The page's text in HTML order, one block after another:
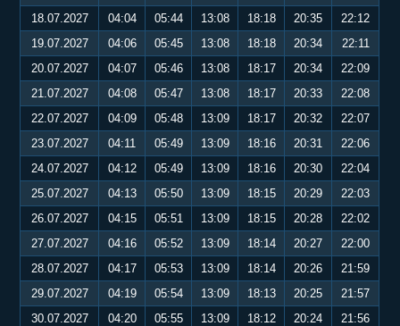
18.07.2027
04:04 05:44 13:08 18:18 20:35
22:12
19.07.2027
04:06 05:45 13:08 18:18 20:34
22:11
20.07.2027
04:07 05:46 13:08 18:17 20:34
22:09
21.07.2027
04:08 05:47 13:08 18:17 20:33
22:08
22.07.2027
04:09 05:48 13:09 18:17 20:32
22:07
23.07.2027
04:11 05:49 13:09 18:16 20:31
22:06
24.07.2027
04:12 05:49 13:09 18:16 20:30
22:04
25.07.2027
04:13 05:50 13:09 18:15 20:29
22:03
26.07.2027
04:15 05:51 13:09 18:15 20:28
22:02
27.07.2027
04:16 05:52 13:09 18:14 20:27
22:00
28.07.2027
04:17 05:53 13:09 18:14 20:26
21:59
29.07.2027
04:19 05:54 13:09 18:13 20:25
21:57
30.07.2027
04:20 05:55 13:09 18:12 20:24
21:56